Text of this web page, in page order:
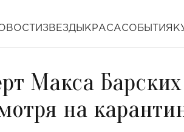
ЗВЕЗДЫ КРАСАСОБЫТИЯ
Макса
на